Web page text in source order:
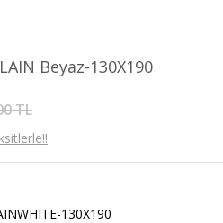
Beyaz-130X190
TL
130X190